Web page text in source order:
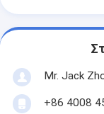
Mr. Jack
+86 4008